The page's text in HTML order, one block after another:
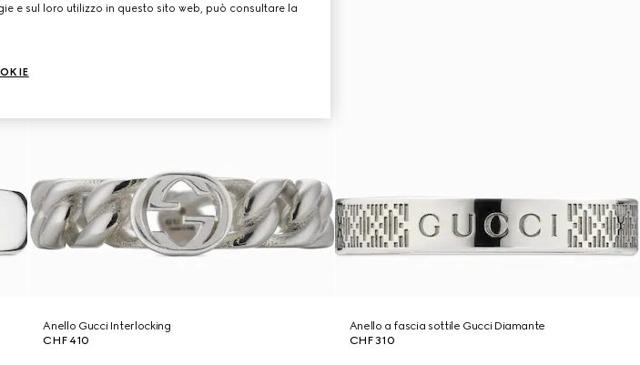
Anello Gucci Interlocking
CHF 410
Anello a fascia sottile Gucci Diamante
CHF 310
e sul loro utilizzo in questo sito web, può consultare la